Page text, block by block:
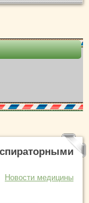
Новости медицины